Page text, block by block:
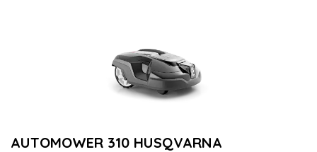
AUTOMOWER 310 HUSQVARNA